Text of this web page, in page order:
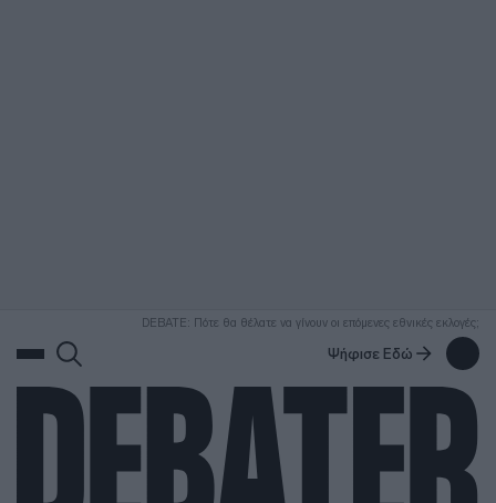
DEBATE: Πότε θα θέλατε να γίνουν οι επόμενες εθνικές εκλογές;
Ψήφισε Εδώ